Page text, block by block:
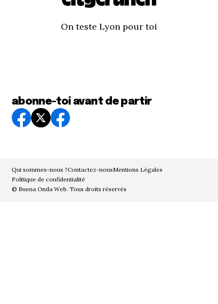
On teste Lyon pour toi
abonne-toi avant de partir
Qui sommes-nous ?Contactez-nousMentions Légales
Politique de confidentialité
© Buena Onda Web. Tous droits réservés